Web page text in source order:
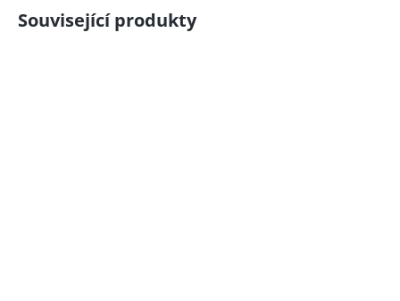
Související produkty